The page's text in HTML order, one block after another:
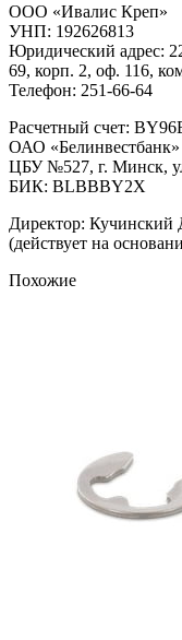
ООО «Ивалис Креп»
УНП: 192626813
Юридический адрес:
69, корп. 2, оф. 116,
Телефон: 251-66-64
Расчетный счет:
ОАО «Белинвестбанк»
ЦБУ №527, г. Минск,
БИК: BLBBBY2X
Директор:
(действует на
Похожие